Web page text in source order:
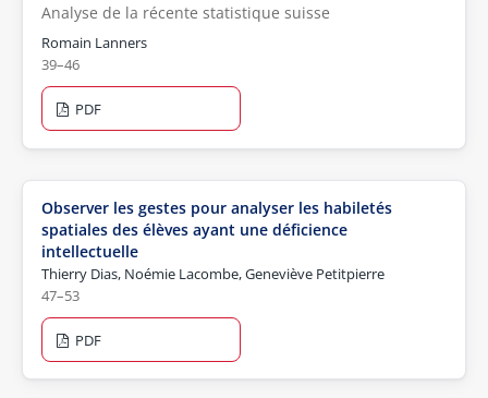
Analyse de la récente statistique suisse
Romain Lanners
39–46
PDF
Observer les gestes pour analyser les habiletés
spatiales des élèves ayant une déficience
intellectuelle
Thierry Dias, Noémie Lacombe, Geneviève Petitpierre
47–53
PDF